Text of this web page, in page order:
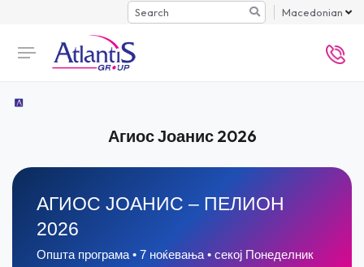
Search Macedonian
Агиос Јоанис 2026
АГИОС ЈОАНИС – ПЕЛИОН
2026
Општа програма • 7 ноќевања • секој Понеделник